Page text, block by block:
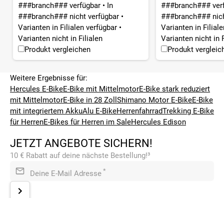
###branch### verfügbar • In
###branch### nicht verfügbar •
Varianten in Filialen verfügbar •
Varianten nicht in Filialen
Produkt vergleichen
###branch###
###branch###
Varianten in
Varianten nicht in
Produkt
Weitere Ergebnisse für:
Hercules E-BikeE-Bike mit MittelmotorE-Bike stark reduziert
mit MittelmotorE-Bike in 28 Zoll Shimano Motor E-BikeE-Bike
mit integriertem AkkuAlu E-BikeHerrenfahrradTrekking E-Bike
für HerrenE-Bikes für Herren im SaleHercules Edison
JETZT ANGEBOTE SICHERN!
10 € Rabatt auf deine nächste Bestellung!³
Deine E-Mail Adresse *